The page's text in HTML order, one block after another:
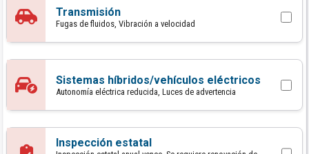
Transmisión
Fugas de fluidos, Vibración a velocidad
Sistemas híbridos/vehículos eléctricos
Autonomía eléctrica reducida, Luces de advertencia
Inspección estatal